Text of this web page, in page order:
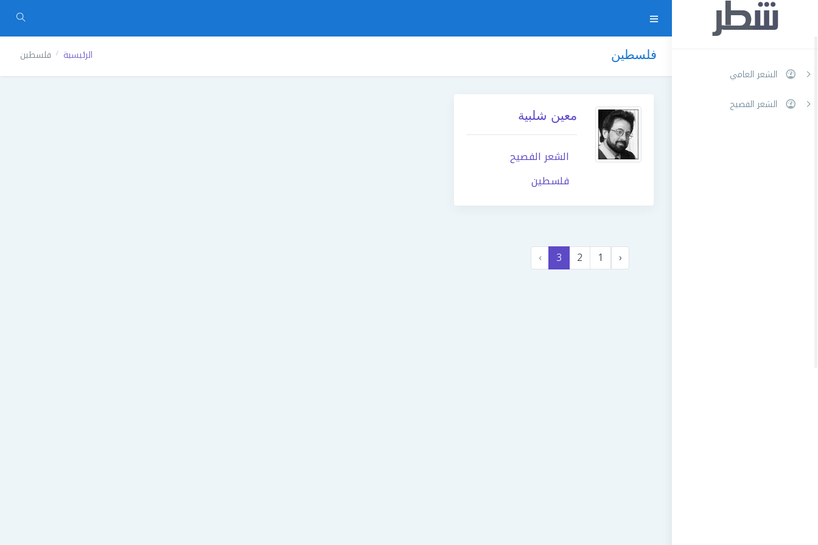
الشعر العامي
الشعر الفصيح
فلسطين الرئيسية فلسطين
معين شلبية
الشعر الفصيح
فلسطين
‹
1
2
3
›